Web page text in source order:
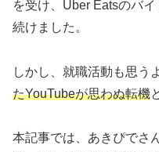
を受け、Uber Eatsのバ
続けました。
しかし、就職活動も思う
たYouTubeが思わぬ転機
本記事では、あきぴでさ